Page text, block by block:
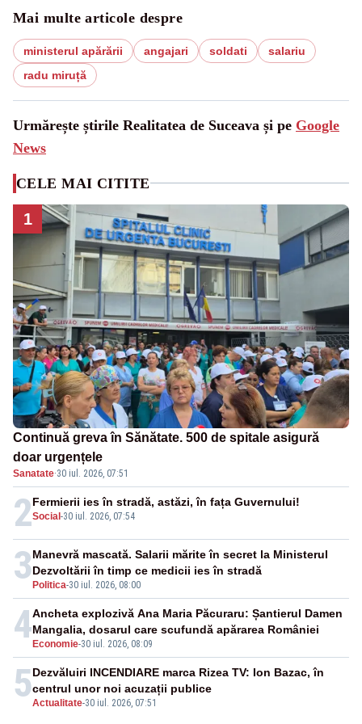
Mai multe articole despre
ministerul apărării angajari soldati
salariu
radu miruță
Urmărește știrile Realitatea de Suceava și pe Google
News
CELE MAI CITITE
1
Continuă greva în Sănătate. 500 de spitale asigură
doar urgențele
Sanatate·30 iul. 2026, 07:51
2Social -30 iul. 2026, 07:54
Fermierii ies în stradă, astăzi, în fața Guvernului!
3 Politica-30 iul. 2026, 08:00
Manevră mascată. Salarii mărite în secret la Ministerul
Dezvoltării în timp ce medicii ies în stradă
4 Economie-30 iul. 2026, 08:09
Ancheta explozivă Ana Maria Păcuraru: Șantierul Damen
Mangalia, dosarul care scufundă apărarea României
5Actualitate-30 iul. 2026, 07:51
Dezvăluiri INCENDIARE marca Rizea TV: Ion Bazac, în
centrul unor noi acuzații publice